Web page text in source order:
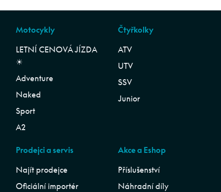
Motocykly
LETNÍ CENOVÁ JÍZDA
☀︎
Adventure
Naked
Sport
A2
Čtyřkolky
ATV
UTV
SSV
Junior
Prodejci a servis
Najít prodejce
Oficiální importér
Akce a Eshop
Příslušenství
Náhradní díly